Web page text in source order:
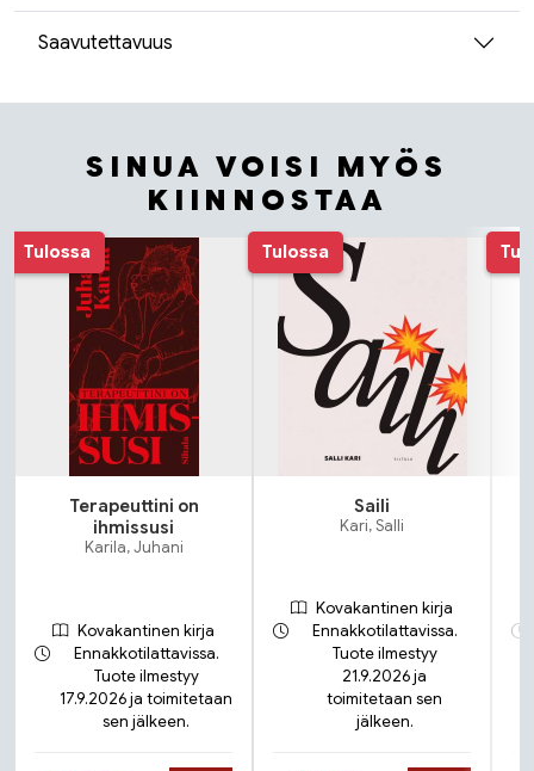
Saavutettavuus
SINUA VOISI MYÖS
KIINNOSTAA
Tuoteluettelon alku
Tulossa
Terapeuttini on
ihmissusi
Karila, Juhani
Kovakantinen kirja
Ennakkotilattavissa.
Tuote ilmestyy
17.9.2026 ja toimitetaan
sen jälkeen.
Tulossa
Saili
Kari, Salli
Kovakantinen kirja
Ennakkotilattavissa.
Tuote ilmestyy
21.9.2026 ja
toimitetaan sen
jälkeen.